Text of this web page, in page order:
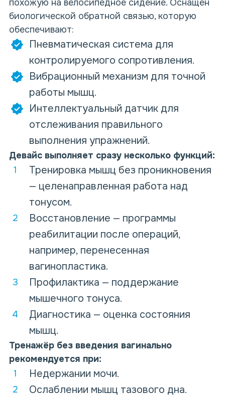
похожую на велосипедное сидение. Оснащен
биологической обратной связью, которую
обеспечивают:
Пневматическая система для
контролируемого сопротивления.
Вибрационный механизм для точной
работы мышц.
Интеллектуальный датчик для
отслеживания правильного
выполнения упражнений.
Девайс выполняет сразу несколько функций:
Тренировка мышц без проникновения
— целенаправленная работа над
тонусом.
Восстановление — программы
реабилитации после операций,
например, перенесенная
вагинопластика.
Профилактика — поддержание
мышечного тонуса.
Диагностика — оценка состояния
мышц.
Тренажёр без введения вагинально
рекомендуется при:
Недержании мочи.
Ослаблении мышц тазового дна.